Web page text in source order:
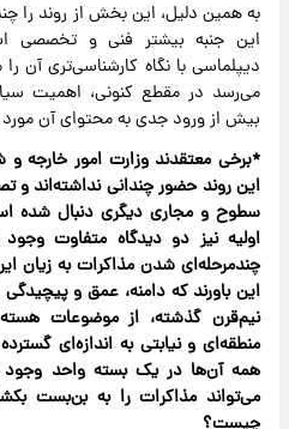
به همین دلیل، این بخش از روند را
این جنبه بیشتر فنی و تخصصی
دیپلماسی با نگاه کارشناسی‌تری آن
می‌رسد در مقطع کنونی، اهمیت
بیش از ورود جدی به محتوای آن
*برخی معتقدند وزارت امور خارجه
این روند حضور چندانی نداشته‌اند و
سطوح و مجاری دیگری دنبال شده
اولیه نیز دو دیدگاه متفاوت
چندمرحله‌ای شدن مذاکرات به زیان
این باورند که دامنه، عمق و
نیم‌قرن گذشته، از موضوعات
منطقه‌ای و نیابتی به اندازه‌ای
همه آن‌ها در یک بسته واحد وجود
می‌تواند مذاکرات را به بن‌بست